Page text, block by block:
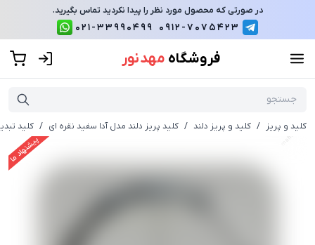
در صورتی که محصول مورد نظر را پیدا نکردید تماس بگیرید.
0912-7075423
021-33990499
فروشگاه مهد نور
کلید و پریز / کلید و پریز دلند / کلید پریز دلند مدل آدا سفید نقره ای / کلید
پیشنهاد ما